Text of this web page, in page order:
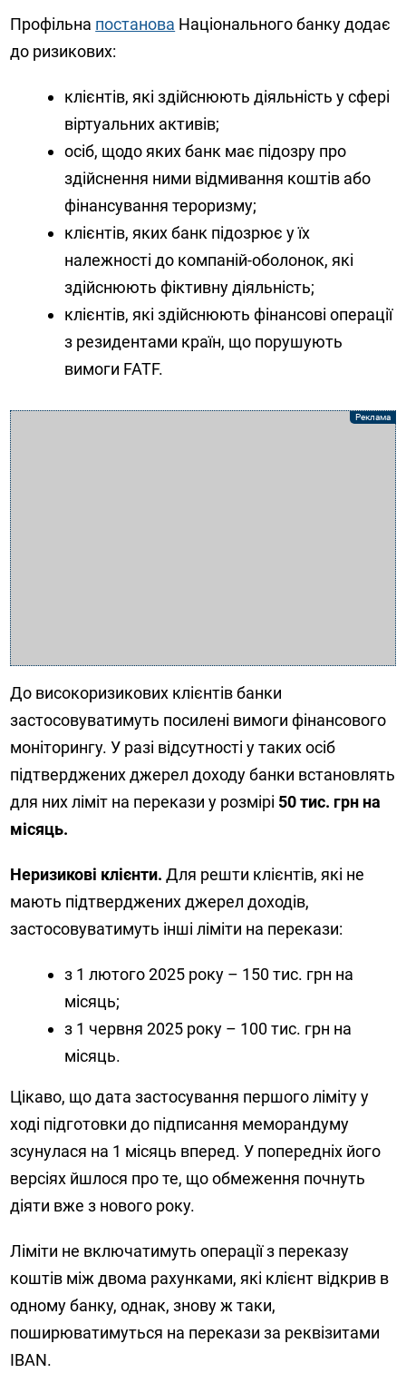
Профільна постанова Національного банку додає
до ризикових:
клієнтів, які здійснюють діяльність у сфері
віртуальних активів;
осіб, щодо яких банк має підозру про
здійснення ними відмивання коштів або
фінансування тероризму;
клієнтів, яких банк підозрює у їх
належності до компаній-оболонок, які
здійснюють фіктивну діяльність;
клієнтів, які здійснюють фінансові операції
з резидентами країн, що порушують
вимоги FATF.
До високоризикових клієнтів банки
застосовуватимуть посилені вимоги фінансового
моніторингу. У разі відсутності у таких осіб
підтверджених джерел доходу банки встановлять
для них ліміт на перекази у розмірі 50 тис. грн на
місяць.
Неризикові клієнти. Для решти клієнтів, які не
мають підтверджених джерел доходів,
застосовуватимуть інші ліміти на перекази:
з 1 лютого 2025 року – 150 тис. грн на
місяць;
з 1 червня 2025 року – 100 тис. грн на
місяць.
Цікаво, що дата застосування першого ліміту у
ході підготовки до підписання меморандуму
зсунулася на 1 місяць вперед. У попередніх його
версіях йшлося про те, що обмеження почнуть
діяти вже з нового року.
Ліміти не включатимуть операції з переказу
коштів між двома рахунками, які клієнт відкрив в
одному банку, однак, знову ж таки,
поширюватимуться на перекази за реквізитами
IBAN.